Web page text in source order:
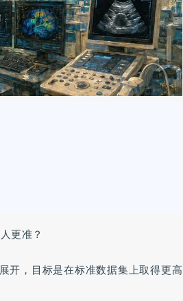
更准？
开，目标是在标准数据集上取得更高